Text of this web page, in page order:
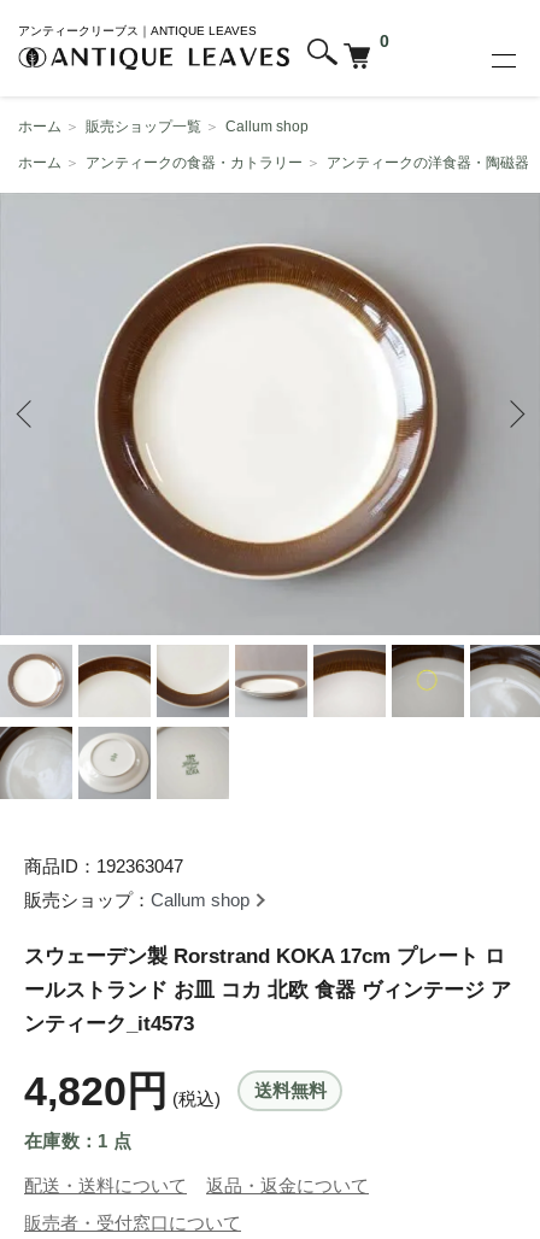
アンティークリーブス｜ANTIQUE LEAVES
0
ホーム ＞ 販売ショップ一覧 ＞ Callum shop
ホーム ＞ アンティークの食器・カトラリー ＞ アンティークの洋食器・陶磁器
商品ID：192363047
販売ショップ： Callum shop
スウェーデン製 Rorstrand KOKA 17cm プレート ロ
ールストランド お皿 コカ 北欧 食器 ヴィンテージ ア
ンティーク_it4573
4,820円 (税込) 送料無料
在庫数：1 点
配送・送料について
返品・返金について
販売者・受付窓口について